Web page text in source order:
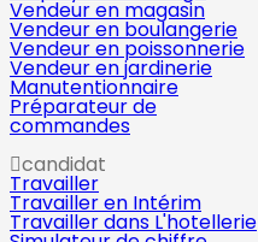
Vendeur en magasin
Vendeur en boulangerie
Vendeur en poissonnerie
Vendeur en jardinerie
Manutentionnaire
Préparateur de
commandes
candidat
Travailler
Travailler en Intérim
Travailler dans L'hotellerie